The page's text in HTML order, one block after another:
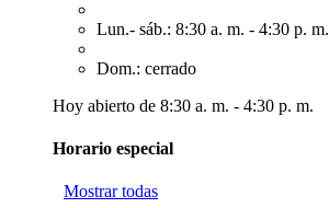
Lun.- sáb.: 8:30 a. m. - 4:30 p. m.
Dom.: cerrado
Hoy abierto de 8:30 a. m. - 4:30 p. m.
Horario especial
Mostrar todas